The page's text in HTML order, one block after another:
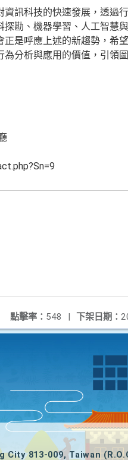
訊科技的快速發展，透過
勘、機器學習、人工智慧
是呼應上述的新趨勢，希
分析與應用的價值，引領
下架日期：
點擊率： 548 |
813-009, Taiwan